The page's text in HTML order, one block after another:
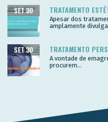
TRATAMENTO
SET 30
Apesar dos
amplamente
TRATAMENTO
SET 30
A vontade de
procurem...